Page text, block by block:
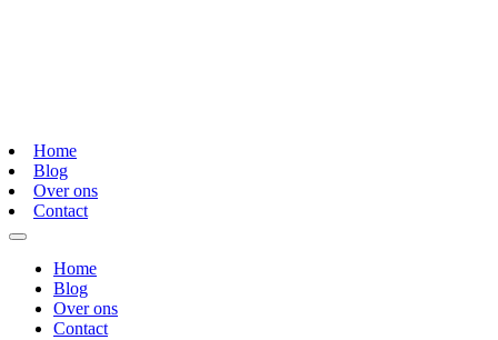
Home
Blog
Over ons
Contact
Home
Blog
Over ons
Contact